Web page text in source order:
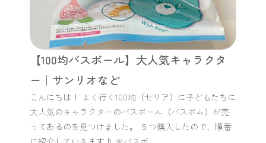
【100均バスボール】大人気キャラクタ
ー｜サンリオなど
こんにちは！ よく行く100均（セリア）に子どもたちに
大人気のキャラクターのバスボール（バスボム）が売
ってあるのを見つけました。 ５つ購入したので、順番